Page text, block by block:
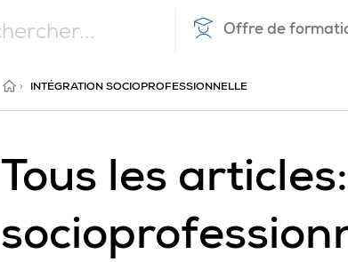
Offre de
ACCUEIL
› INTÉGRATION SOCIOPROFESSIONNELLE
Tous les